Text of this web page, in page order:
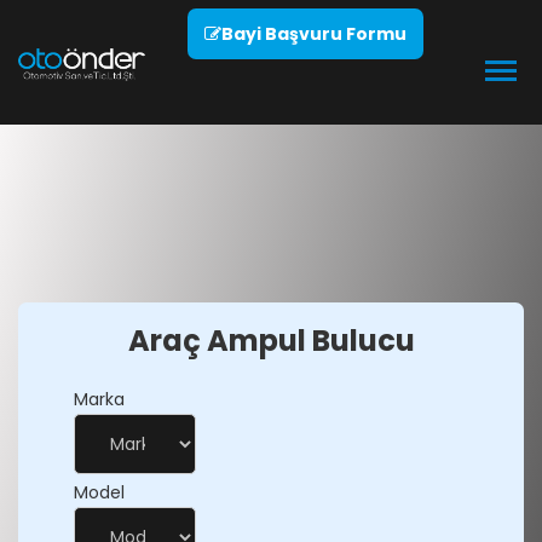
Bayi Başvuru Formu
Araç Ampul Bulucu
Marka
Model